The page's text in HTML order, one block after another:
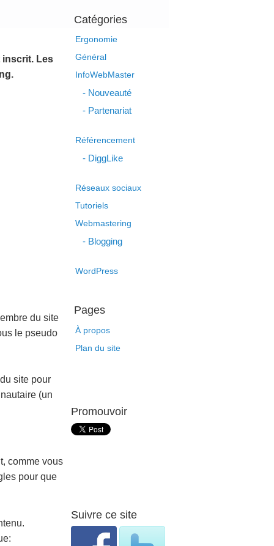
Catégories
Ergonomie
Général
InfoWebMaster
Nouveauté
Partenariat
Référencement
DiggLike
Réseaux sociaux
Tutoriels
Webmastering
Blogging
WordPress
Pages
À propos
Plan du site
Promouvoir
Suivre ce site
Les
du site
le pseudo
site pour
(un
comme vous
pour que